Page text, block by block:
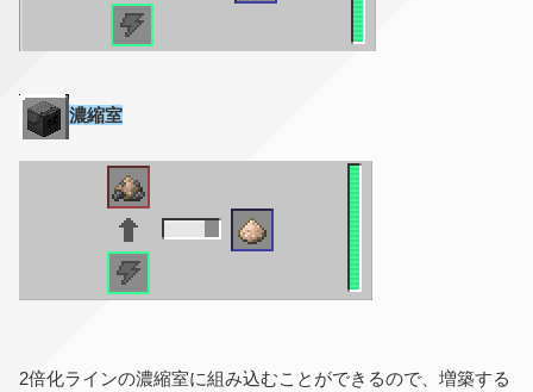
濃縮室
2倍化ラインの濃縮室に組み込むことができるので、増築する